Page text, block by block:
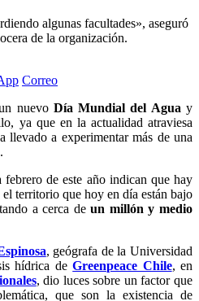
algunas facultades», aseguró
de la organización.
Correo
nuevo Día Mundial del Agua y
ya que en la actualidad atraviesa
llevado a experimentar más de una
de este año indican que hay
territorio que hoy en día están bajo
a cerca deun millón y medio
, geógrafa de la Universidad
hídrica deGreenpeace Chile, en
, dio luces sobre un factor que
que son la existencia de